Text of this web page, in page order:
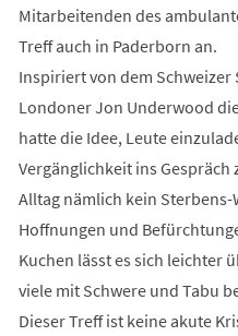
Mitarbeitenden des
Treff auch in Paderborn an.
Inspiriert von dem
Londoner Jon Underwood
hatte die Idee, Leute
Vergänglichkeit ins
Alltag nämlich kein
Hoffnungen und
Kuchen lässt es sich leichter
viele mit Schwere und Tabu
Dieser Treff ist keine akute